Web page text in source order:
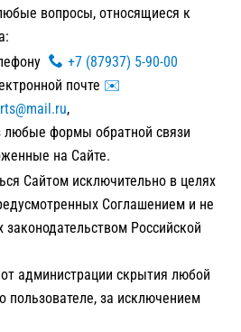
вопросы, относящиеся к
+7 (87937) 5-90-00
почте ✉️
,
любые формы обратной связи
на Сайте.
Сайтом исключительно в целях
Соглашением и не
Российской
администрации скрытия любой
пользователе, за исключением